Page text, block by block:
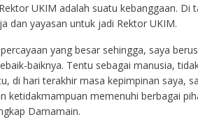
UKIM adalah suatu kebanggaan. Di
dan yayasan untuk jadi Rektor UKIM.
yang besar sehingga, saya
baiknya. Tentu sebagai manusia,
di hari terakhir masa kepimpinan saya,
ketidakmampuan memenuhi berbagai
Damamain.